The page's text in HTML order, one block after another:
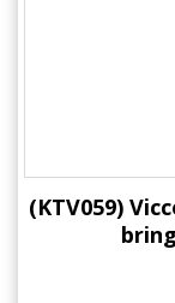
(KTV059)